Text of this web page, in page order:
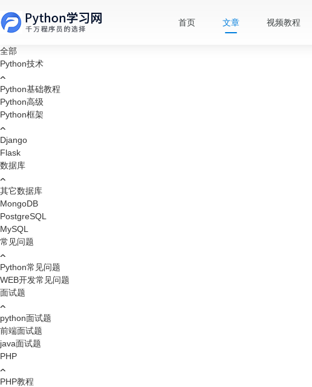
首页 文章 视频教程
全部
Python技术
Python基础教程
Python高级
Python框架
Django
Flask
数据库
其它数据库
MongoDB
PostgreSQL
MySQL
常见问题
Python常见问题
WEB开发常见问题
面试题
python面试题
前端面试题
java面试题
PHP
PHP教程